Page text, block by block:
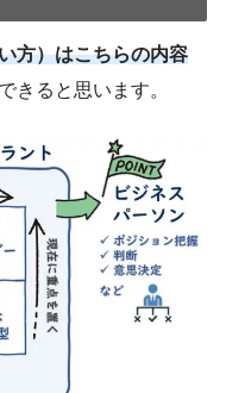
方）はこちらの内容
できると思います。